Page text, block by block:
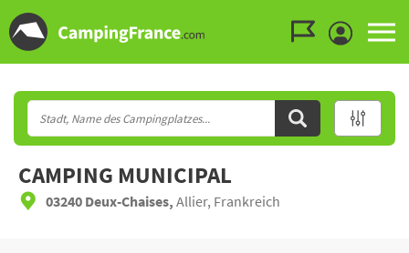
CAMPING MUNICIPAL
03240 Deux-Chaises, Allier, Frankreich